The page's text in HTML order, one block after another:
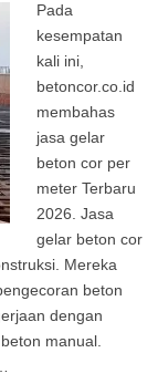
Pada
kesempatan
kali ini,
betoncor.co.id
membahas
jasa gelar
beton cor per
meter Terbaru
2026. Jasa
gelar beton cor
Mereka
beton
dengan
manual.